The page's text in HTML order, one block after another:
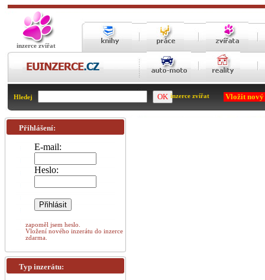
inzerce zvířat
Hledej inzerce zvířat Vložit
Přihlášení:
E-mail:
Heslo:
zapoměl jsem heslo.
Vložení nového inzerátu do inzerce
zdarma.
Typ inzerátu: